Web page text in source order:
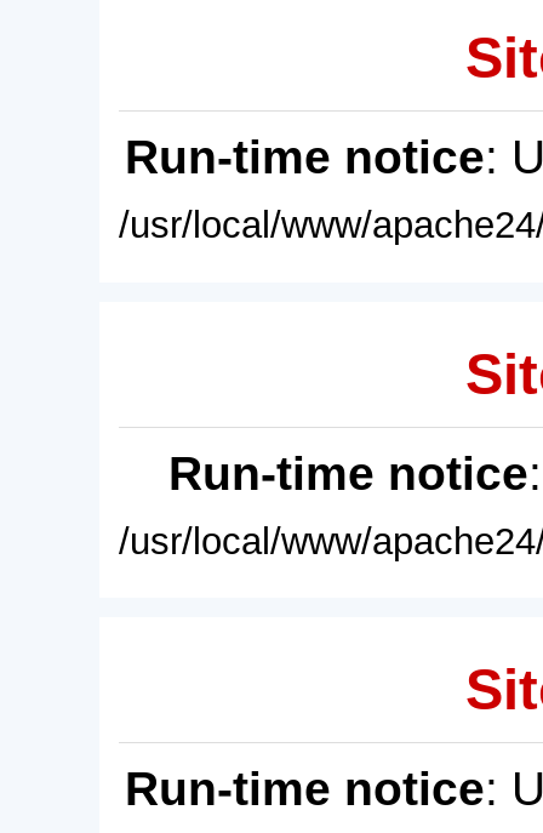
Run-time notice:
/usr/local/www/
Run-time notice
/usr/local/www/
Run-time notice: